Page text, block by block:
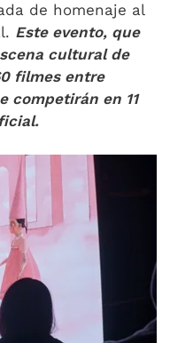
de homenaje al
Este evento, que
cultural de
filmes entre
competirán en 11